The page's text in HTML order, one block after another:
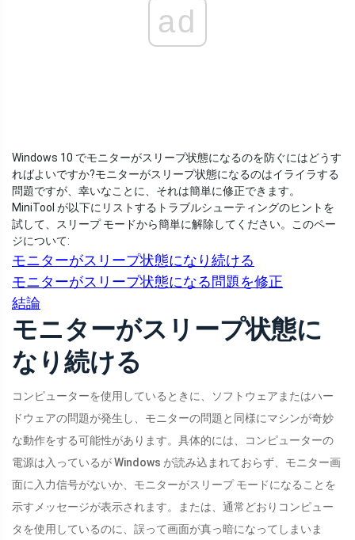
ad
Windows 10 でモニターがスリープ状態になるのを防ぐにはどうす
ればよいですか?モニターがスリープ状態になるのはイライラする
問題ですが、幸いなことに、それは簡単に修正できます。
MiniTool が以下にリストするトラブルシューティングのヒントを
試して、スリープ モードから簡単に解除してください。 このペー
ジについて:
モニターがスリープ状態になり続ける
モニターがスリープ状態になる問題を修正
結論
モニターがスリープ状態に
なり続ける
コンピューターを使用しているときに、ソフトウェアまたはハー
ドウェアの問題が発生し、モニターの問題と同様にマシンが奇妙
な動作をする可能性があります。具体的には、コンピューターの
電源は入っているが Windows が読み込まれておらず、モニター画
面に入力信号がないか、モニターがスリープ モードになることを
示すメッセージが表示されます。または、通常どおりコンピュー
タを使用しているのに、誤って画面が真っ暗になってしまいま